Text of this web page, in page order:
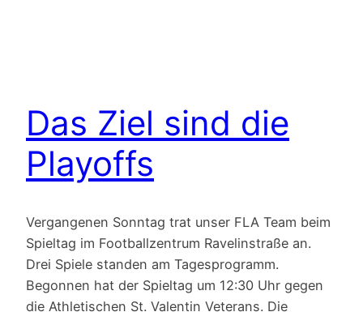
Das Ziel sind die
Playoffs
Vergangenen Sonntag trat unser FLA Team beim
Spieltag im Footballzentrum Ravelinstraße an.
Drei Spiele standen am Tagesprogramm.
Begonnen hat der Spieltag um 12:30 Uhr gegen
die Athletischen St. Valentin Veterans. Die